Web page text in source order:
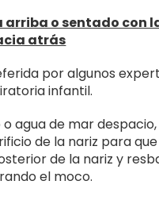
arriba o sentado con
atrás
por algunos
infantil.
agua de mar despacio,
de la nariz para
de la nariz y
el moco.